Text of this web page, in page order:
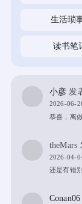
生活琐
读书笔
小彦 发
2026-06-
恭喜，离
theMars
2026-04-
还是有错
Conan06